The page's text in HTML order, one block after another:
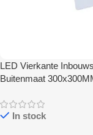
LED Vierkante
Buitenmaat
In stock